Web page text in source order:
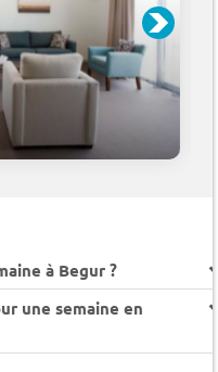
à Begur ?
une semaine en